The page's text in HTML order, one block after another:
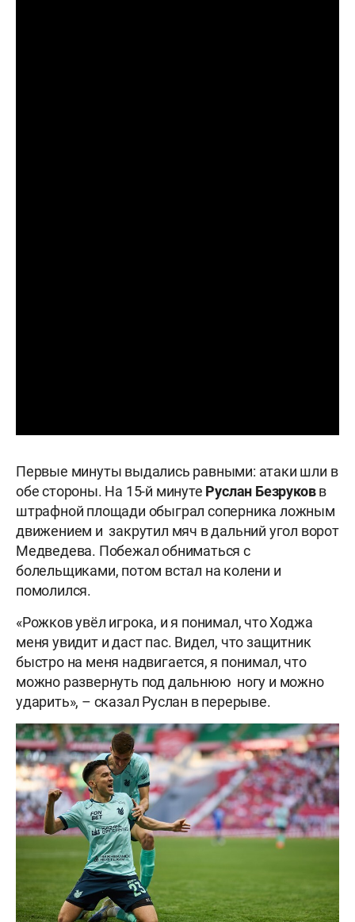
Первые минуты выдались равными: атаки шли в
обе стороны. На 15-й минуте Руслан Безруковв
штрафной площади обыграл соперника ложным
движением и закрутил мяч в дальний угол ворот
Медведева. Побежал обниматься с
болельщиками, потом встал на колени и
помолился.
«Рожков увёл игрока, и я понимал, что Ходжа
меня увидит и даст пас. Видел, что защитник
быстро на меня надвигается, я понимал, что
можно развернуть под дальнюю ногу и можно
ударить», – сказал Руслан в перерыве.